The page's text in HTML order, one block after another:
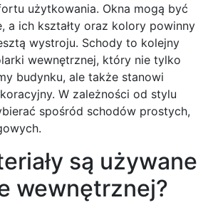
użytkowania. Okna mogą być
a ich kształty oraz kolory powinny
wystroju. Schody to kolejny
wewnętrznej, który nie tylko
budynku, ale także stanowi
W zależności od stylu
spośród schodów prostych,
są używane
wewnętrznej?